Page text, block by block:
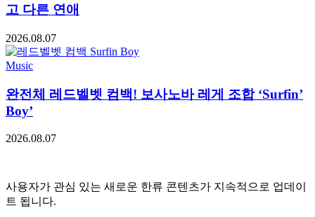
고 다른 연애
2026.08.07
Music
완전체 레드벨벳 컴백! 보사노바 레게 조합 ‘Surfin’
Boy’
2026.08.07
사용자가 관심 있는 새로운 한류 콘텐츠가 지속적으로 업데이
트 됩니다.